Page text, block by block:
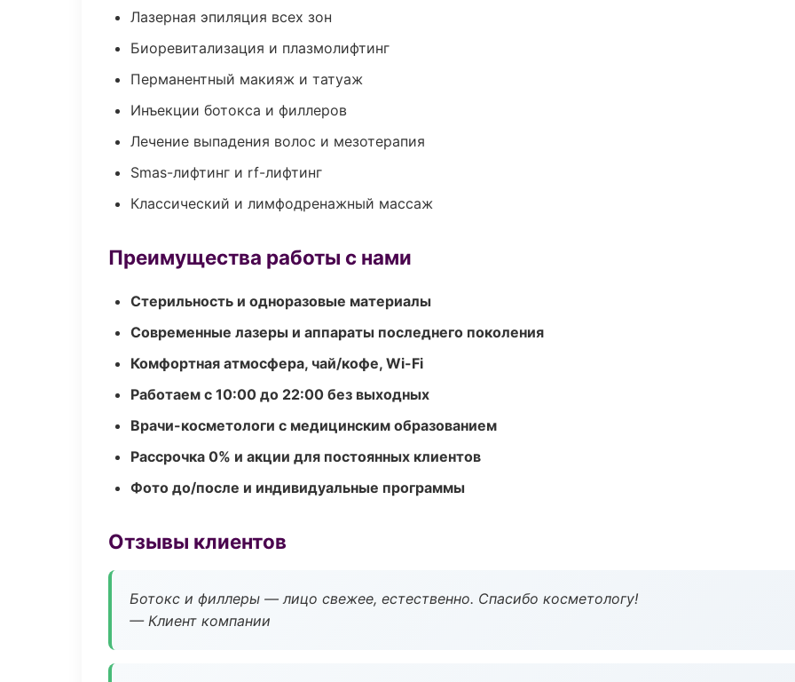
Лазерная эпиляция всех зон
Биоревитализация и плазмолифтинг
Перманентный макияж и татуаж
Инъекции ботокса и филлеров
Лечение выпадения волос и мезотерапия
Smas-лифтинг и rf-лифтинг
Классический и лимфодренажный массаж
Преимущества работы с нами
Стерильность и одноразовые материалы
Современные лазеры и аппараты последнего поколения
Комфортная атмосфера, чай/кофе, Wi-Fi
Работаем с 10:00 до 22:00 без выходных
Врачи-косметологи с медицинским образованием
Рассрочка 0% и акции для постоянных клиентов
Фото до/после и индивидуальные программы
Отзывы клиентов
Ботокс и филлеры — лицо свежее, естественно. Спасибо косметологу!
— Клиент компании